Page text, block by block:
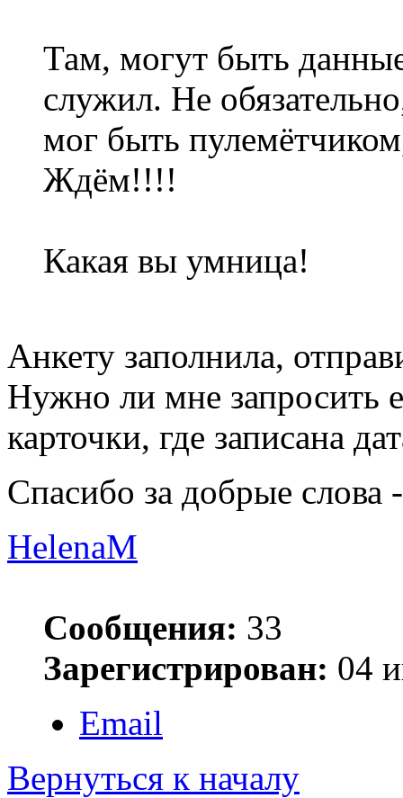
Там, могут быть
служил. Не
мог быть
Ждём!!!!
Какая вы умница!
Анкету заполнила,
Нужно ли мне запросить
карточки, где записана
Спасибо за добрые
HelenaM
Сообщения: 33
Зарегистрирован: 04
Email
Вернуться к началу